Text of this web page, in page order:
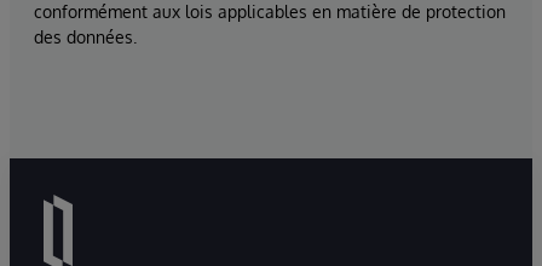
conformément aux lois applicables en matière de protection
des données.